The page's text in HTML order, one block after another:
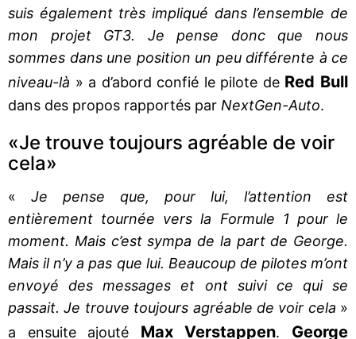
suis également très impliqué dans l’ensemble de
mon projet GT3. Je pense donc que nous
sommes dans une position un peu différente à ce
niveau-là » a d’abord confié le pilote de Red Bull
dans des propos rapportés par NextGen-Auto.
«Je trouve toujours agréable de voir
cela»
« Je pense que, pour lui, l’attention est
entièrement tournée vers la Formule 1 pour le
moment. Mais c’est sympa de la part de George.
Mais il n’y a pas que lui. Beaucoup de pilotes m’ont
envoyé des messages et ont suivi ce qui se
passait. Je trouve toujours agréable de voir cela »
a ensuite ajouté Max Verstappen. George